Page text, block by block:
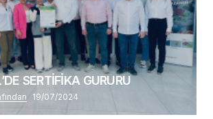
SERTİFİKA GURURU
19/07/2024